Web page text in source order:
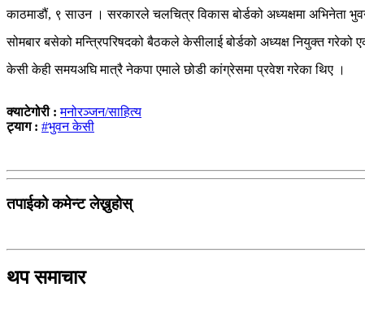
काठमाडौं, ९ साउन । सरकारले चलचित्र विकास बोर्डको अध्यक्षमा अभिनेता
सोमबार बसेको मन्त्रिपरिषदको बैठकले केसीलाई बोर्डको अध्यक्ष नियुक्त गरेको
केसी केही समयअघि मात्रै नेकपा एमाले छोडी कांग्रेसमा प्रवेश गरेका थिए ।
क्याटेगोरी :मनोरञ्जन/साहित्य
ट्याग : #भुवन केसी
तपाईको कमेन्ट लेख्नुहोस्
थप समाचार